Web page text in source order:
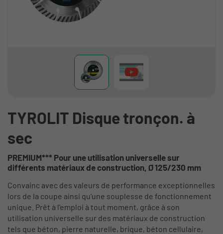
TYROLIT Disque tronçon. à
sec
PREMIUM*** Pour une utilisation universelle sur
différents matériaux de construction, Ø 125/230 mm
Convainc avec des valeurs de performance exceptionnelles
lors de la coupe ainsi qu'une souplesse de fonctionnement
unique. Prêt à l'emploi à tout moment, grâce à son
utilisation universelle sur des matériaux de construction
tels que béton, pierre naturelle, brique, béton cellulaire,